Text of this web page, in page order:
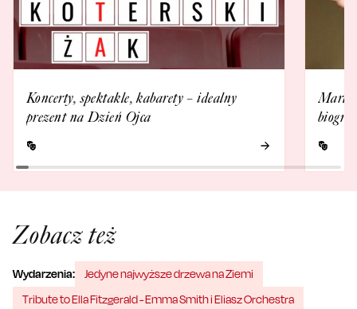
Koncerty, spektakle, kabarety – idealny
prezent na Dzień Ojca
Marta
Zobacz też
Wydarzenia:
Jedyne najwyższe drzewa na Ziemi
Tribute to Ella Fitzgerald - Emma Smith i Eliasz Orchestra